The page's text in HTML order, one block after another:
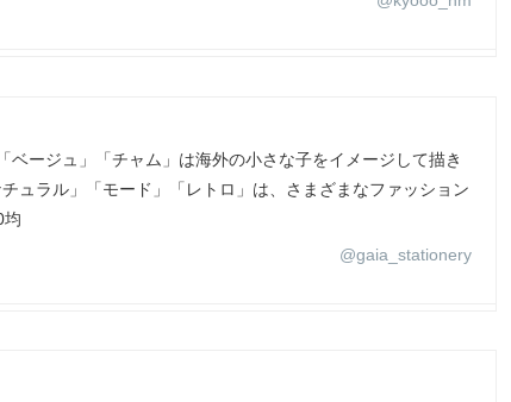
ージュ」「チャム」は海外の小さな子をイメージして描き
ュラル」「モード」「レトロ」は、さまざまなファッション
均
@gaia_stationery